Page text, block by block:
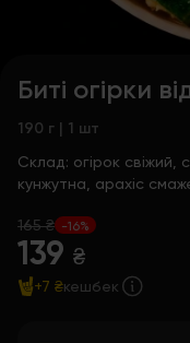
Биті огірки
190 г | 1 шт
Склад: огірок свіжий,
кунжутна, арахіс
165 ₴ -16%
139 ₴
+7 ₴кешбек